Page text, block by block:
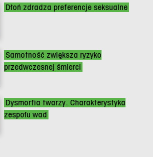
Dłoń zdradza preferencje seksualne
Samotność zwiększa ryzyko
przedwczesnej śmierci
Dysmorfia twarzy. Charakterystyka
zespołu wad